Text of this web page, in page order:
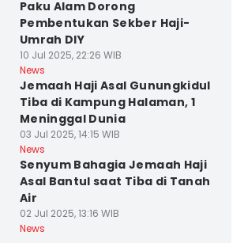
Paku Alam Dorong
Pembentukan Sekber Haji-
Umrah DIY
10 Jul 2025, 22:26 WIB
News
Jemaah Haji Asal Gunungkidul
Tiba di Kampung Halaman, 1
Meninggal Dunia
03 Jul 2025, 14:15 WIB
News
Senyum Bahagia Jemaah Haji
Asal Bantul saat Tiba di Tanah
Air
02 Jul 2025, 13:16 WIB
News